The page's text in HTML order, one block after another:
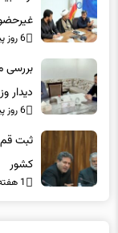
غیرحضوری/
6 روز پیش
بررسی
دیدار
6 روز پیش
ثبت
کشور
1 هفته پیش